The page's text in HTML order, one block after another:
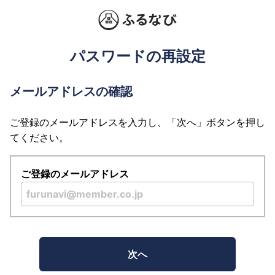
パスワードの再設定
メールアドレスの確認
ご登録のメールアドレスを入力し、「次へ」ボタンを押し
てください。
ご登録のメールアドレス